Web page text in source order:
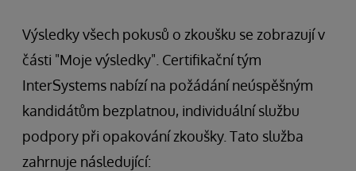
Výsledky všech pokusů o zkoušku se zobrazují v
části "Moje výsledky". Certifikační tým
InterSystems nabízí na požádání neúspěšným
kandidátům bezplatnou, individuální službu
podpory při opakování zkoušky. Tato služba
zahrnuje následující: